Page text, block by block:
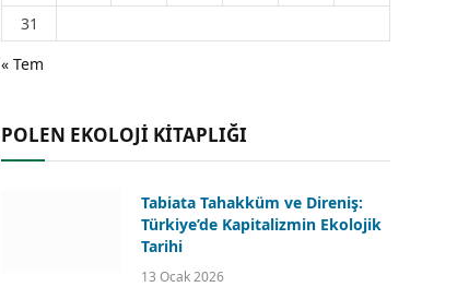
31
« Tem
POLEN EKOLOJİ KİTAPLIĞI
Tabiata Tahakküm ve Direniş:
Türkiye’de Kapitalizmin Ekolojik
Tarihi
13 Ocak 2026